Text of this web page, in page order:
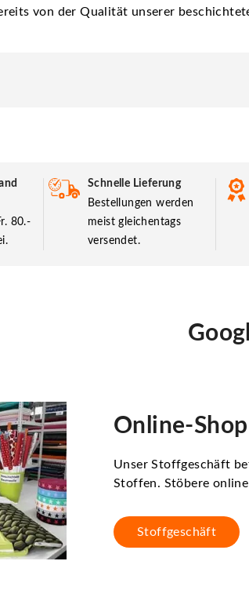
von der Qualität unserer
80.-
Schnelle Lieferung
Bestellungen werden
meist gleichentags
versendet.
Online-Shop
Unser Stoffgeschäft
Stoffen. Stöbere
Stoffgeschäft